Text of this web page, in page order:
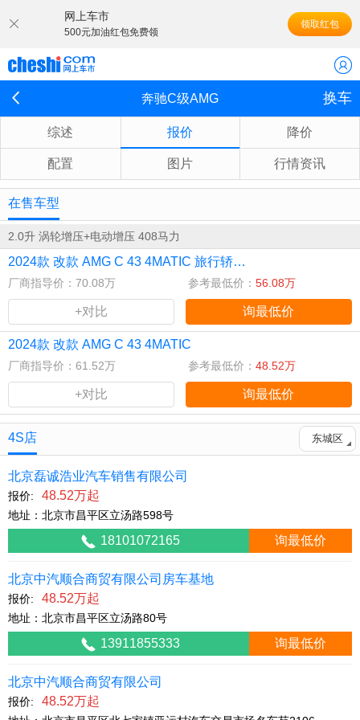
网上车市
500元加油红包免费领
领取红包
奔驰C级AMG 换车
综述 报价 降价
配置 图片 行情资讯
在售车型
2.0升 涡轮增压+电动增压 408马力
2024款 改款 AMG C 43 4MATIC 旅行轿车 特别版
厂商指导价：70.08万 参考最低价： 56.08万
+对比 询最低价
2024款 改款 AMG C 43 4MATIC
厂商指导价：61.52万 参考最低价： 48.52万
+对比 询最低价
4S店 东城区
北京磊诚浩业汽车销售有限公司
报价: 48.52万起
地址：北京市昌平区立汤路598号
18101072165 询最低价
北京中汽顺合商贸有限公司房车基地
报价: 48.52万起
地址：北京市昌平区立汤路80号
13911855333 询最低价
北京中汽顺合商贸有限公司
报价: 48.52万起